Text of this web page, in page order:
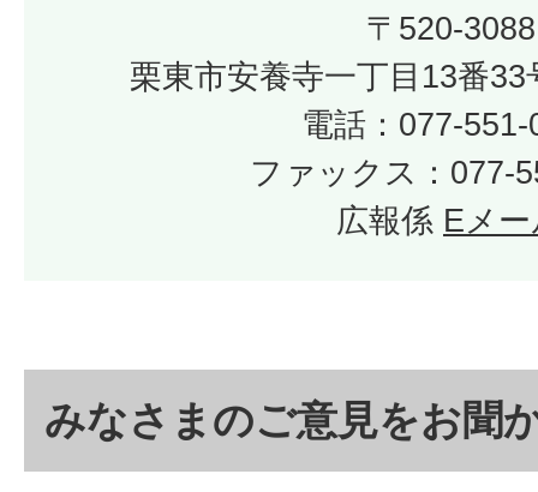
〒520-3088
栗東市安養寺一丁目13番
電話：077-551-
ファックス：077-
広報係 Eメ
みなさまのご意見をお聞